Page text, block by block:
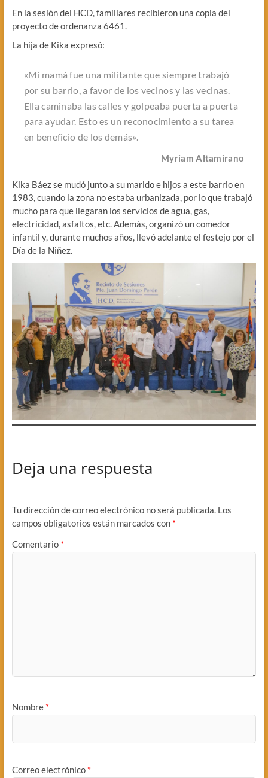
En la sesión del HCD, familiares recibieron una copia del
proyecto de ordenanza 6461.
La hija de Kika expresó:
«Mi mamá fue una militante que siempre trabajó
por su barrio, a favor de los vecinos y las vecinas.
Ella caminaba las calles y golpeaba puerta a puerta
para ayudar. Esto es un reconocimiento a su tarea
en beneficio de los demás».
Myriam Altamirano
Kika Báez se mudó junto a su marido e hijos a este barrio en
1983, cuando la zona no estaba urbanizada, por lo que trabajó
mucho para que llegaran los servicios de agua, gas,
electricidad, asfaltos, etc. Además, organizó un comedor
infantil y, durante muchos años, llevó adelante el festejo por el
Día de la Niñez.
Deja una respuesta
Tu dirección de correo electrónico no será publicada. Los
campos obligatorios están marcados con *
Comentario *
Nombre *
Correo electrónico *